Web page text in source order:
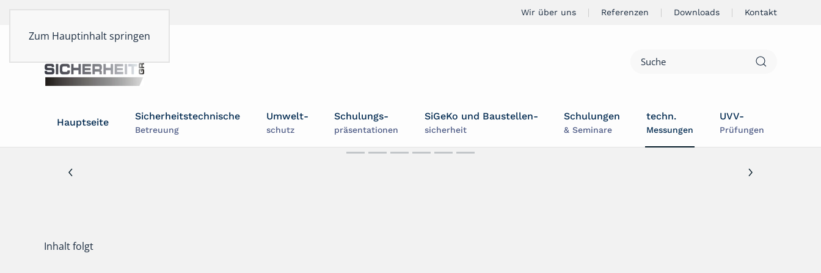
Zum Hauptinhalt springen
Wir über uns Referenzen Downloads Kontakt
Hauptseite
Sicherheitstechnische
Betreuung
Umwelt-
schutz
Schulungs-
präsentationen
SiGeKo und Baustellen-
sicherheit
Schulungen
& Seminare
techn.
Messungen
UVV-
Prüfungen
Inhalt folgt